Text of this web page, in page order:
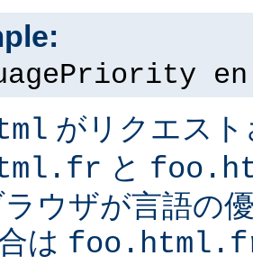
がリクエスト
と
ラウザが言語の
は